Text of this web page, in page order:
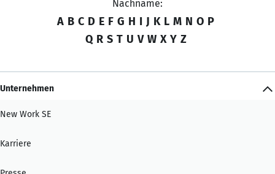
Nachname:
A B C D E F G H I J K L M N O P
Q R S T U V W X Y Z
Unternehmen
New Work SE
Karriere